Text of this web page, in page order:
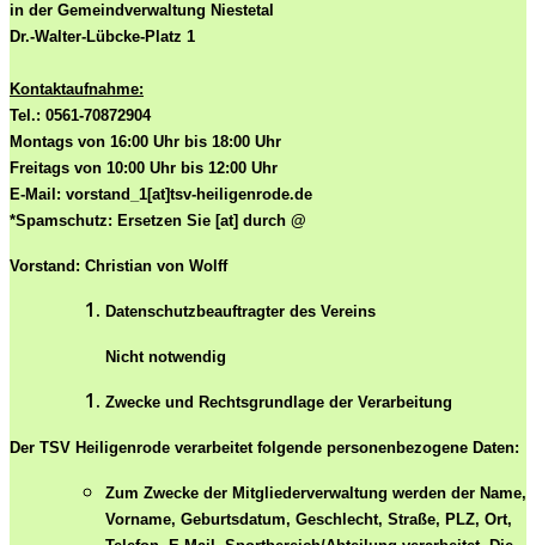
in der Gemeindverwaltung Niestetal
Dr.-Walter-Lübcke-Platz 1
Kontaktaufnahme:
Tel.: 0561-70872904
Montags von 16:00 Uhr bis 18:00 Uhr
Freitags von 10:00 Uhr bis 12:00 Uhr
E-Mail: vorstand_1[at]tsv-heiligenrode.de
*Spamschutz: Ersetzen Sie [at] durch @
Vorstand: Christian von Wolff
Datenschutzbeauftragter des Vereins
Nicht notwendig
Zwecke und Rechtsgrundlage der Verarbeitung
Der TSV Heiligenrode verarbeitet folgende personenbezogene Daten:
Zum Zwecke der Mitgliederverwaltung werden der Name,
Vorname, Geburtsdatum, Geschlecht, Straße, PLZ, Ort,